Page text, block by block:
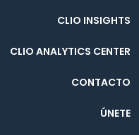
CLIO INSIGHTS
CLIO ANALYTICS CENTER
CONTACTO
ÚNETE